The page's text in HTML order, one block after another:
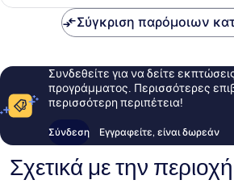
Σύγκριση παρόμοιων
Συνδεθείτε για να δείτε
προγράμματος. Περισσότερες
περισσότερη περιπέτεια!
Σύνδεση Εγγραφείτε, είναι δωρεάν
Σχετικά με την περιοχή